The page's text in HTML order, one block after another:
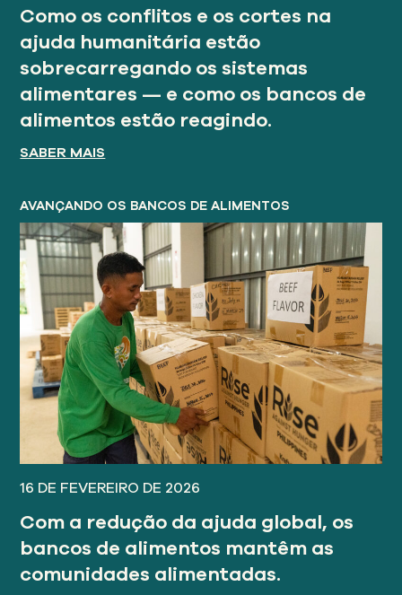
Como os conflitos e os cortes na
ajuda humanitária estão
sobrecarregando os sistemas
alimentares — e como os bancos de
alimentos estão reagindo.
SABER MAIS
AVANÇANDO OS BANCOS DE ALIMENTOS
16 DE FEVEREIRO DE 2026
Com a redução da ajuda global, os
bancos de alimentos mantêm as
comunidades alimentadas.